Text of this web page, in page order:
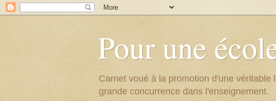
Pour une
Carnet voué à la promotion d'une
grande concurrence dans l'enseignement.